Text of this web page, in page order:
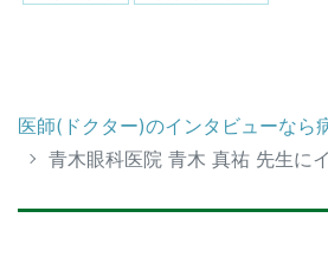
医師(ドクター)のインタビューなら
青木眼科医院 青木 真祐 先生に